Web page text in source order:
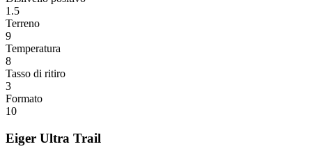
1.5
Terreno
9
Temperatura
8
Tasso di ritiro
3
Formato
10
Eiger Ultra Trail